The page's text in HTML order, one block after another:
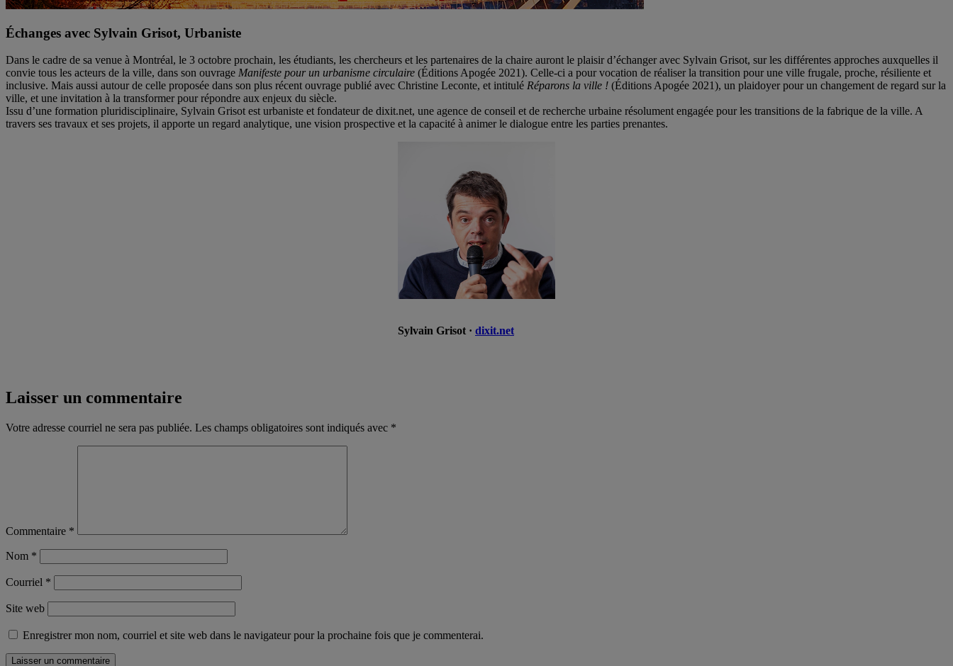
Échanges avec Sylvain Grisot, Urbaniste
Dans le cadre de sa venue à Montréal, le 3 octobre prochain, les étudiants, les chercheurs et les partenaires de la chaire auront le plaisir d’échanger avec Sylvain Grisot, sur les différentes approches auxquelles il
convie tous les acteurs de la ville, dans son ouvrage Manifeste pour un urbanisme circulaire (Éditions Apogée 2021). Celle-ci a pour vocation de réaliser la transition pour une ville frugale, proche, résiliente et
inclusive. Mais aussi autour de celle proposée dans son plus récent ouvrage publié avec Christine Leconte, et intitulé Réparons la ville ! (Éditions Apogée 2021), un plaidoyer pour un changement de regard sur la
ville, et une invitation à la transformer pour répondre aux enjeux du siècle.
Issu d’une formation pluridisciplinaire, Sylvain Grisot est urbaniste et fondateur de dixit.net, une agence de conseil et de recherche urbaine résolument engagée pour les transitions de la fabrique de la ville. A
travers ses travaux et ses projets, il apporte un regard analytique, une vision prospective et la capacité à animer le dialogue entre les parties prenantes.
Sylvain Grisot · dixit.net
Laisser un commentaire
Votre adresse courriel ne sera pas publiée. Les champs obligatoires sont indiqués avec *
Commentaire *
Nom *
Courriel *
Site web
Enregistrer mon nom, courriel et site web dans le navigateur pour la prochaine fois que je commenterai.